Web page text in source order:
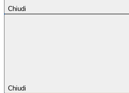
Chiudi
Chiudi